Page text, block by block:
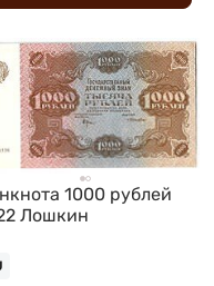
1000 рублей
Лошкин